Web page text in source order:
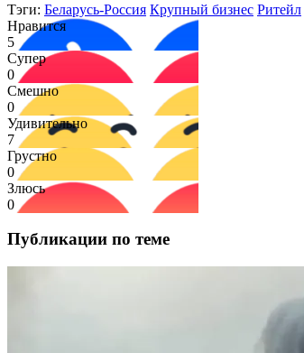
Тэги: Беларусь-Россия Крупный бизнес Ритейл
Нравится
5
Супер
0
Смешно
0
Удивительно
7
Грустно
0
Злюсь
0
Публикации по теме